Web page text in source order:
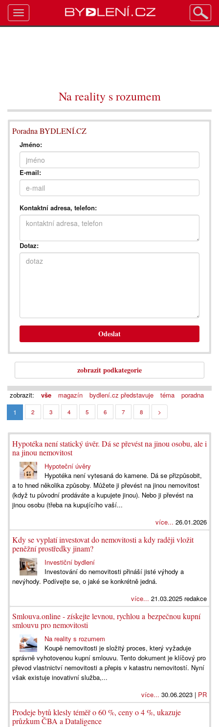
Na reality s rozumem
Poradna BYDLENÍ.CZ
Jméno:
E-mail:
Kontaktní adresa, telefon:
Dotaz:
Odeslat
zobrazit podkategorie
zobrazit: vše magazín bydlení.cz představuje téma
poradna
1
2 3 4 5 6 7 8 >
Hypotéka není statický úvěr. Dá se převést na jinou osobu, ale i
na jinou nemovitost
Hypoteční úvěry
Hypotéka není vytesaná do kamene. Dá se přizpůsobit,
a to hned několika způsoby. Můžete ji převést na jinou nemovitost
(když tu původní prodáváte a kupujete jinou). Nebo ji převést na
jinou osobu (třeba na kupujícího vaší...
více... 26.01.2026
Kdy se vyplatí investovat do nemovitosti a kdy raději vložit
peněžní prostředky jinam?
Investiční bydlení
Investování do nemovitosti přináší jisté výhody a
nevýhody. Podívejte se, o jaké se konkrétně jedná.
více... 21.03.2025 redakce
Smlouva.online - získejte levnou, rychlou a bezpečnou kupní
smlouvu pro nemovitosti
Na reality s rozumem
Koupě nemovitosti je složitý proces, který vyžaduje
správně vyhotovenou kupní smlouvu. Tento dokument je klíčový pro
převod vlastnictví nemovitosti a přepis v katastru nemovitostí. Nyní
však existuje inovativní služba,...
více... 30.06.2023 | PR
Prodeje bytů klesly téměř o 60 %, ceny o 4 %, ukazuje
průzkum ČBA a Dataligence
Toggle
navigation